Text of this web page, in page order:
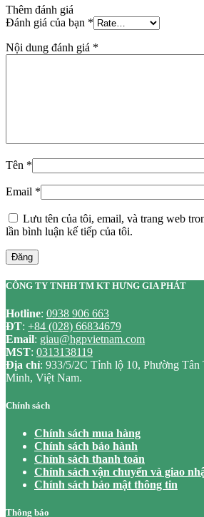
Thêm đánh giá
Đánh giá của bạn *
Nội dung đánh giá *
Tên *
Email *
Lưu tên của tôi, email, và trang web
lần bình luận kế tiếp của tôi.
Đăng
CÔNG TY TNHH TM KT HƯNG GIA PHÁT
Hotline: 0938 906 663
ĐT: +84 (028) 66834679
Email: giau@hgpvietnam.com
MST: 0313138119
Địa chỉ: 933/5/2C Tỉnh lộ 10, Phường
Minh, Việt Nam.
Chính sách
Chính sách mua hàng
Chính sách bảo hành
Chính sách thanh toán
Chính sách vận chuyển và giao
Chính sách bảo mật thông tin
Thông báo